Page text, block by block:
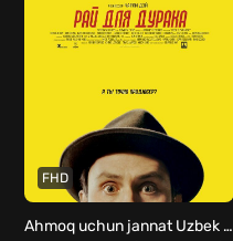
FHD
Ahmoq uchun jannat Uzbek Tilida